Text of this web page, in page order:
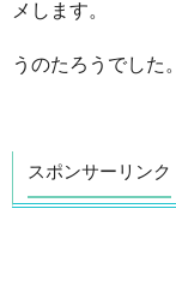
メします。
うのたろうでした。
スポンサーリンク